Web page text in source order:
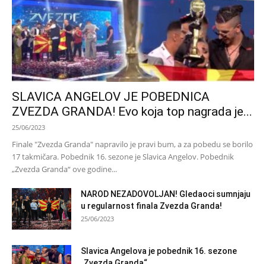
SLAVICA ANGELOV JE POBEDNICA
ZVEZDA GRANDA! Evo koja top nagrada je...
25/06/2023
Finale "Zvezda Granda" napravilo je pravi bum, a za pobedu se borilo
17 takmičara. Pobednik 16. sezone je Slavica Angelov. Pobednik
„Zvezda Granda“ ove godine...
NAROD NEZADOVOLJAN! Gledaoci sumnjaju
u regularnost finala Zvezda Granda!
25/06/2023
Slavica Angelova je pobednik 16. sezone